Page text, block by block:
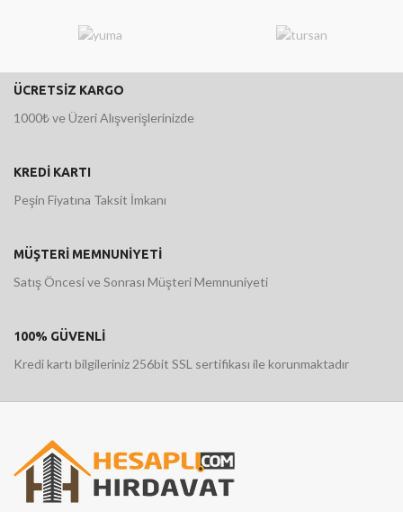
ÜCRETSİZ KARGO
1000₺ ve Üzeri Alışverişlerinizde
KREDİ KARTI
Peşin Fiyatına Taksit İmkanı
MÜŞTERİ MEMNUNİYETİ
Satış Öncesi ve Sonrası Müşteri Memnuniyeti
100% GÜVENLİ
Kredi kartı bilgileriniz 256bit SSL sertifikası ile korunmaktadır